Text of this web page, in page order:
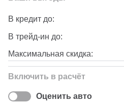
В кредит до:
В трейд-ин до:
Максимальная скидка:
Включить в расчёт
Оценить авто